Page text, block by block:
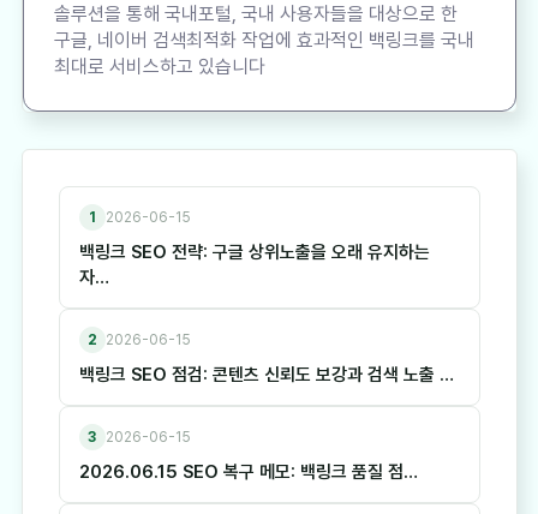
솔루션을 통해 국내포털, 국내 사용자들을 대상으로 한
구글, 네이버 검색최적화 작업에 효과적인 백링크를 국내
최대로 서비스하고 있습니다
1 2026-06-15
백링크 SEO 전략: 구글 상위노출을 오래 유지하는
자…
2 2026-06-15
백링크 SEO 점검: 콘텐츠 신뢰도 보강과 검색 노출 …
3 2026-06-15
2026.06.15 SEO 복구 메모: 백링크 품질 점…